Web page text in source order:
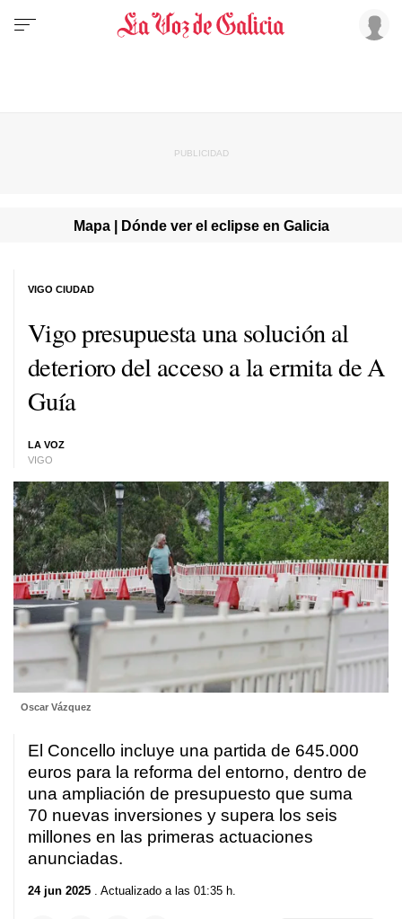
Mapa | Dónde ver el eclipse en Galicia
Vigo presupuesta una solución al
deterioro del acceso a la ermita de A
Guía
LA VOZ
VIGO
VIGO CIUDAD
Oscar Vázquez
El Concello incluye una partida de 645.000
euros para la reforma del entorno, dentro de
una ampliación de presupuesto que suma
70 nuevas inversiones y supera los seis
millones en las primeras actuaciones
anunciadas.
24 jun 2025 . Actualizado a las 01:35 h.